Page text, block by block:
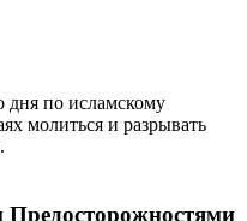
дня по исламскому
молиться и разрывать